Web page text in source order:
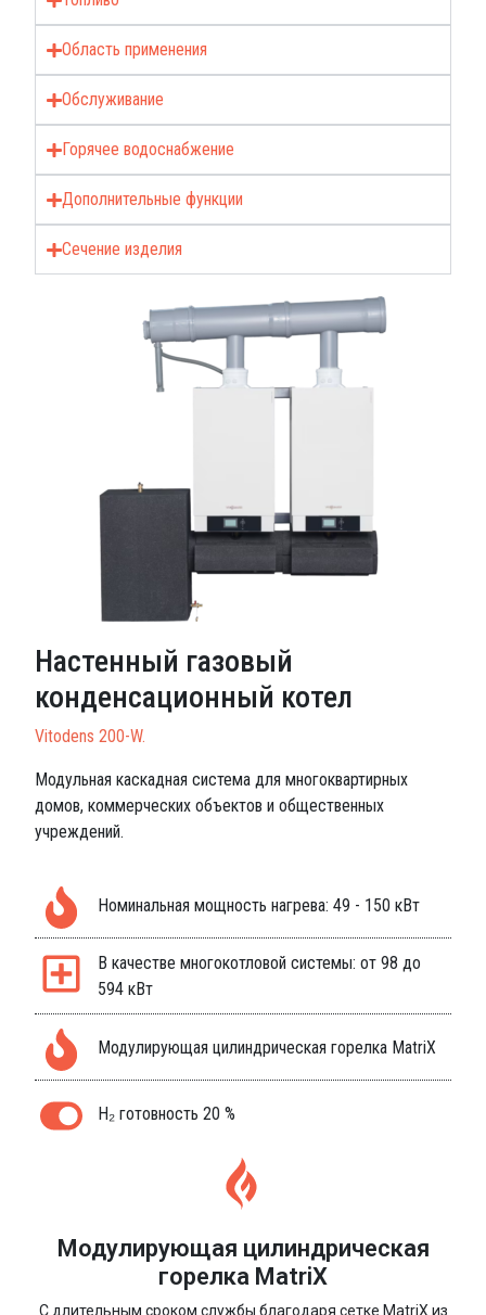
Область применения
Обслуживание
Горячее водоснабжение
Дополнительные функции
Сечение изделия
Настенный газовый
конденсационный котел
Vitodens 200-W.
Модульная каскадная система для многоквартирных
домов, коммерческих объектов и общественных
учреждений.
Номинальная мощность нагрева: 49 - 150 кВт
В качестве многокотловой системы: от 98 до
594 кВт
Модулирующая цилиндрическая горелка MatriX
H₂ готовность 20 %
Модулирующая цилиндрическая
горелка MatriX
С длительным сроком службы благодаря сетке MatriX из